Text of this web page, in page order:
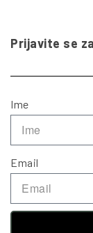
Prijavite se
Ime
Email